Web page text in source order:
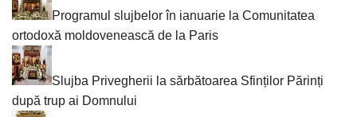
Programul slujbelor în ianuarie la Comunitatea
ortodoxă moldovenească de la Paris
Slujba Privegherii la sărbătoarea Sfinților Părinți
după trup ai Domnului